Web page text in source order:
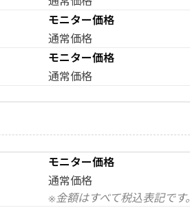
モニター価格
通常価格
モニター価格
通常価格
モニター価格
通常価格
※金額はすべて税込表記です。